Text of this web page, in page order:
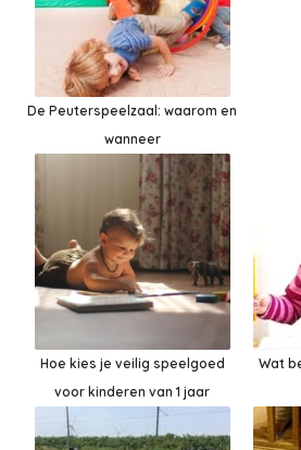
De Peuterspeelzaal: waarom en
wanneer
Hoe kies je veilig speelgoed
voor kinderen van 1 jaar
Wat